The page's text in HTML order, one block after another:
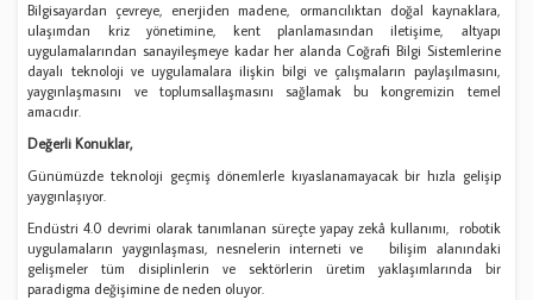
Bilgisayardan çevreye, enerjiden madene, ormancılıktan doğal kaynaklara,
ulaşımdan kriz yönetimine, kent planlamasından iletişime, altyapı
uygulamalarından sanayileşmeye kadar her alanda Coğrafi Bilgi Sistemlerine
dayalı teknoloji ve uygulamalara ilişkin bilgi ve çalışmaların paylaşılmasını,
yaygınlaşmasını ve toplumsallaşmasını sağlamak bu kongremizin temel
amacıdır.
Değerli Konuklar,
Günümüzde teknoloji geçmiş dönemlerle kıyaslanamayacak bir hızla gelişip
yaygınlaşıyor.
Endüstri 4.0 devrimi olarak tanımlanan süreçte yapay zekâ kullanımı, robotik
uygulamaların yaygınlaşması, nesnelerin interneti ve bilişim alanındaki
gelişmeler tüm disiplinlerin ve sektörlerin üretim yaklaşımlarında bir
paradigma değişimine de neden oluyor.